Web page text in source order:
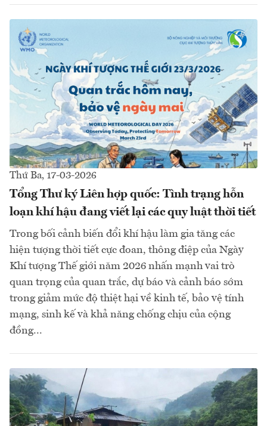
Thứ Ba, 17-03-2026
Tổng Thư ký Liên hợp quốc: Tình trạng hỗn
loạn khí hậu đang viết lại các quy luật thời tiết
Trong bối cảnh biến đổi khí hậu làm gia tăng các
hiện tượng thời tiết cực đoan, thông điệp của Ngày
Khí tượng Thế giới năm 2026 nhấn mạnh vai trò
quan trọng của quan trắc, dự báo và cảnh báo sớm
trong giảm mức độ thiệt hại về kinh tế, bảo vệ tính
mạng, sinh kế và khả năng chống chịu của cộng
đồng...